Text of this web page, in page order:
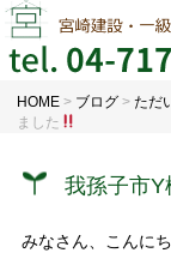
HOME > ブログ >ただ
ました
我孫子市
みなさん、こんにち